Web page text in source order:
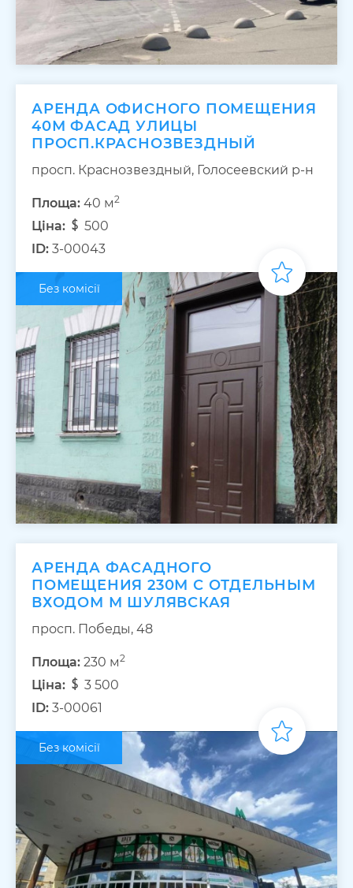
АРЕНДА ОФИСНОГО ПОМЕЩЕНИЯ
40М ФАСАД УЛИЦЫ
ПРОСП.КРАСНОЗВЕЗДНЫЙ
просп. Краснозвездный, Голосеевский р-н
Площа: 40 м2
Ціна:
500
ID: 3-00043
Без комісії
АРЕНДА ФАСАДНОГО
ПОМЕЩЕНИЯ 230М С ОТДЕЛЬНЫМ
ВХОДОМ М ШУЛЯВСКАЯ
просп. Победы, 48
Площа: 230 м2
Ціна:
3 500
ID: 3-00061
Без комісії